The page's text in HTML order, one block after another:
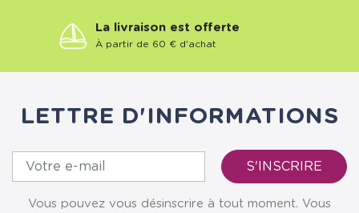
La livraison est offerte
À partir de 60 € d'achat
LETTRE D'INFORMATIONS
Vous pouvez vous désinscrire à tout moment. Vous